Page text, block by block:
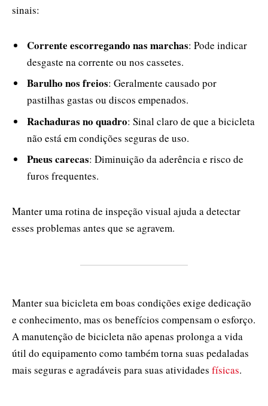
sinais:
Corrente escorregando nas marchas: Pode indicar
desgaste na corrente ou nos cassetes.
Barulho nos freios: Geralmente causado por
pastilhas gastas ou discos empenados.
Rachaduras no quadro: Sinal claro de que a bicicleta
não está em condições seguras de uso.
Pneus carecas: Diminuição da aderência e risco de
furos frequentes.
Manter uma rotina de inspeção visual ajuda a detectar
esses problemas antes que se agravem.
Manter sua bicicleta em boas condições exige dedicação
e conhecimento, mas os benefícios compensam o esforço.
A manutenção de bicicleta não apenas prolonga a vida
útil do equipamento como também torna suas pedaladas
mais seguras e agradáveis para suas atividades físicas.